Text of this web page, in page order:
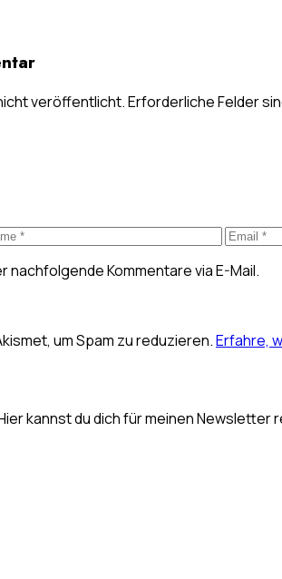
veröffentlicht.Erforderliche Felder
nachfolgende Kommentare via E-Mail.
um Spam zu reduzieren.Erfahre,
kannst du dich für meinen